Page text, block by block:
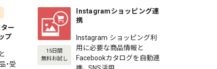
ー
プ
・受
15日間
無料お試し
Instagramショッピング連
携
Instagram ショッピング利
用に必要な商品情報と
Facebookカタログを自動連